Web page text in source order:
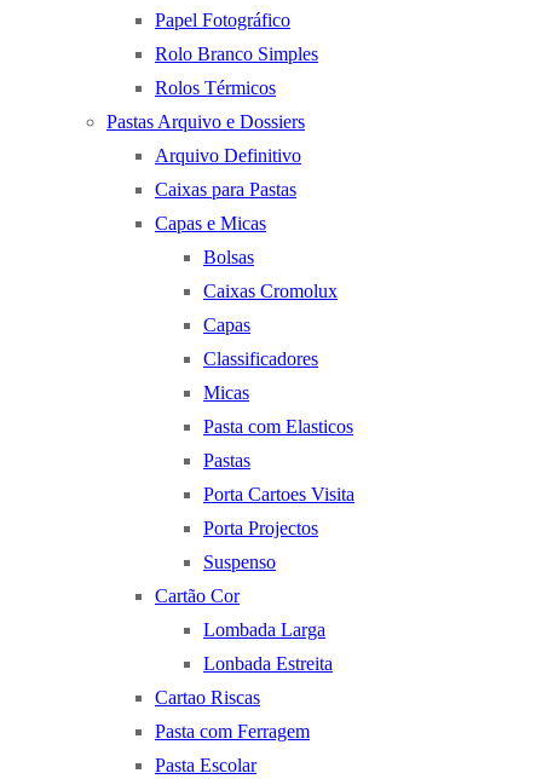
Papel Fotográfico
Rolo Branco Simples
Rolos Térmicos
Pastas Arquivo e Dossiers
Arquivo Definitivo
Caixas para Pastas
Capas e Micas
Bolsas
Caixas Cromolux
Capas
Classificadores
Micas
Pasta com Elasticos
Pastas
Porta Cartoes Visita
Porta Projectos
Suspenso
Cartão Cor
Lombada Larga
Lonbada Estreita
Cartao Riscas
Pasta com Ferragem
Pasta Escolar